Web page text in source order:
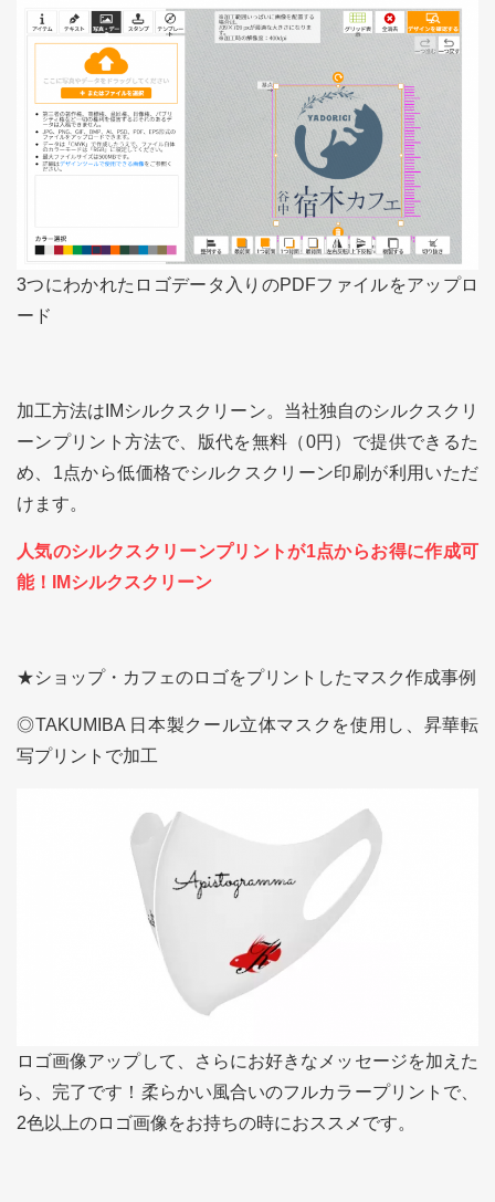
3つにわかれたロゴデータ入りのPDFファイルをアップロ
ード
加工方法はIMシルクスクリーン。当社独自のシルクスクリ
ーンプリント方法で、版代を無料（0円）で提供できるた
め、1点から低価格でシルクスクリーン印刷が利用いただ
けます。
人気のシルクスクリーンプリントが1点からお得に作成可
能！IMシルクスクリーン
★ショップ・カフェのロゴをプリントしたマスク作成事例
◎TAKUMIBA 日本製クール立体マスクを使用し、昇華転
写プリントで加工
ロゴ画像アップして、さらにお好きなメッセージを加えた
ら、完了です！柔らかい風合いのフルカラープリントで、
2色以上のロゴ画像をお持ちの時におススメです。